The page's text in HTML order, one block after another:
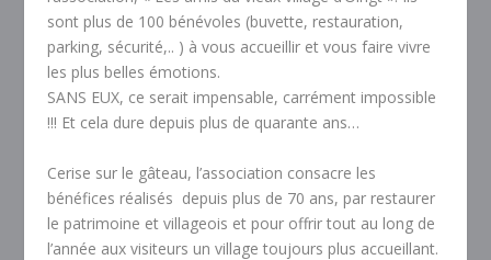
sont plus de 100 bénévoles (buvette, restauration,
parking, sécurité,.. ) à vous accueillir et vous faire vivre
les plus belles émotions.
SANS EUX, ce serait impensable, carrément impossible
!!! Et cela dure depuis plus de quarante ans…
Cerise sur le gâteau, l’association consacre les
bénéfices réalisés depuis plus de 70 ans, par restaurer
le patrimoine et villageois et pour offrir tout au long de
l’année aux visiteurs un village toujours plus accueillant.